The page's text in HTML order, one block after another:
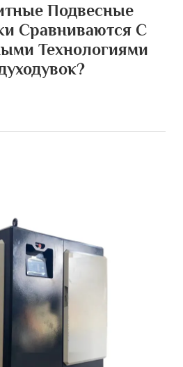
Подвесные
Сравниваются С
Технологиями